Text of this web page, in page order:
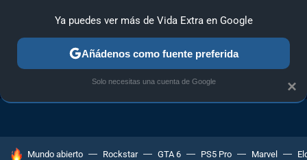
TRUCOS PC TRUCOS XBOX ONE
HOY SE HABLA DE
Mundo abierto Rockstar GTA 6 PS5 Pro Marvel
×
Ya puedes ver más de Vida Extra en Google
Añádenos como fuente preferida
Solo necesitas una cuenta de Google